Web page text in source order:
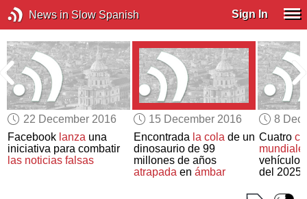
News in Slow Spanish Sign In
22 December 2016
Facebook lanza una
iniciativa para combatir
las noticias falsas
15 December 2016
Encontrada la colade un
dinosaurio de 99
millones de años
atrapadaen ámbar
8
Cuatro
del 2025